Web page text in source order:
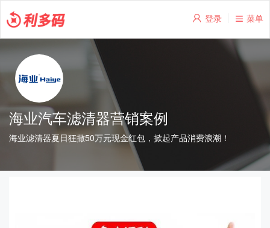
菜单
登录
海业汽车滤清器营销案例
海业滤清器夏日狂撒50万元现金红包，掀起产品消费浪潮！